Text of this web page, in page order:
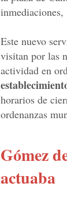
inmediaciones,
Este nuevo
visitan por las
actividad en
horarios de
ordenanzas
Gómez
actuaba